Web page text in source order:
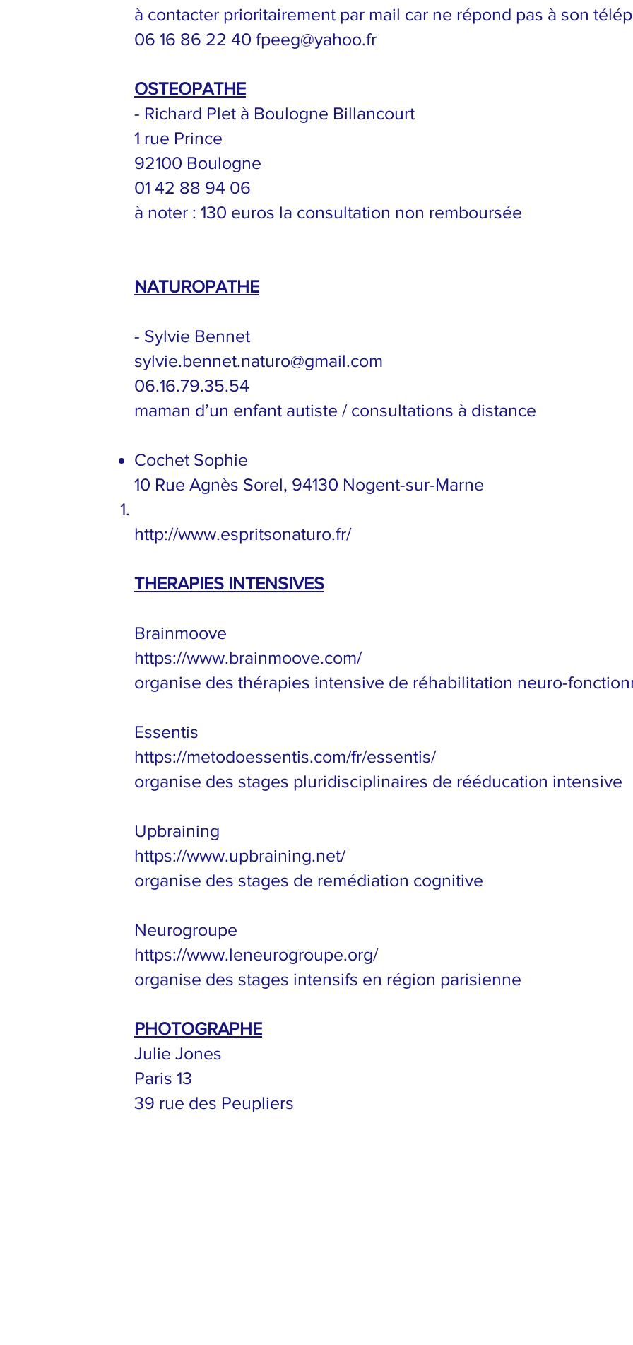
à contacter prioritairement par mail car ne répond pas à son
06 16 86 22 40 fpeeg@yahoo.fr
OSTEOPATHE
- Richard Plet à Boulogne Billancourt
1 rue Prince
92100 Boulogne
01 42 88 94 06
à noter : 130 euros la consultation non remboursée
NATUROPATHE
- Sylvie Bennet
sylvie.bennet.naturo@gmail.com
06.16.79.35.54
maman d’un enfant autiste / consultations à distance
Cochet Sophie
10 Rue Agnès Sorel, 94130 Nogent-sur-Marne
http://www.espritsonaturo.fr/
THERAPIES INTENSIVES
Brainmoove
https://www.brainmoove.com/
organise des thérapies intensive de réhabilitation neuro-
Essentis
https://metodoessentis.com/fr/essentis/
organise des stages pluridisciplinaires de rééducation intensive
Upbraining
https://www.upbraining.net/
organise des stages de remédiation cognitive
Neurogroupe
https://www.leneurogroupe.org/
organise des stages intensifs en région parisienne
PHOTOGRAPHE
Julie Jones
Paris 13
39 rue des Peupliers